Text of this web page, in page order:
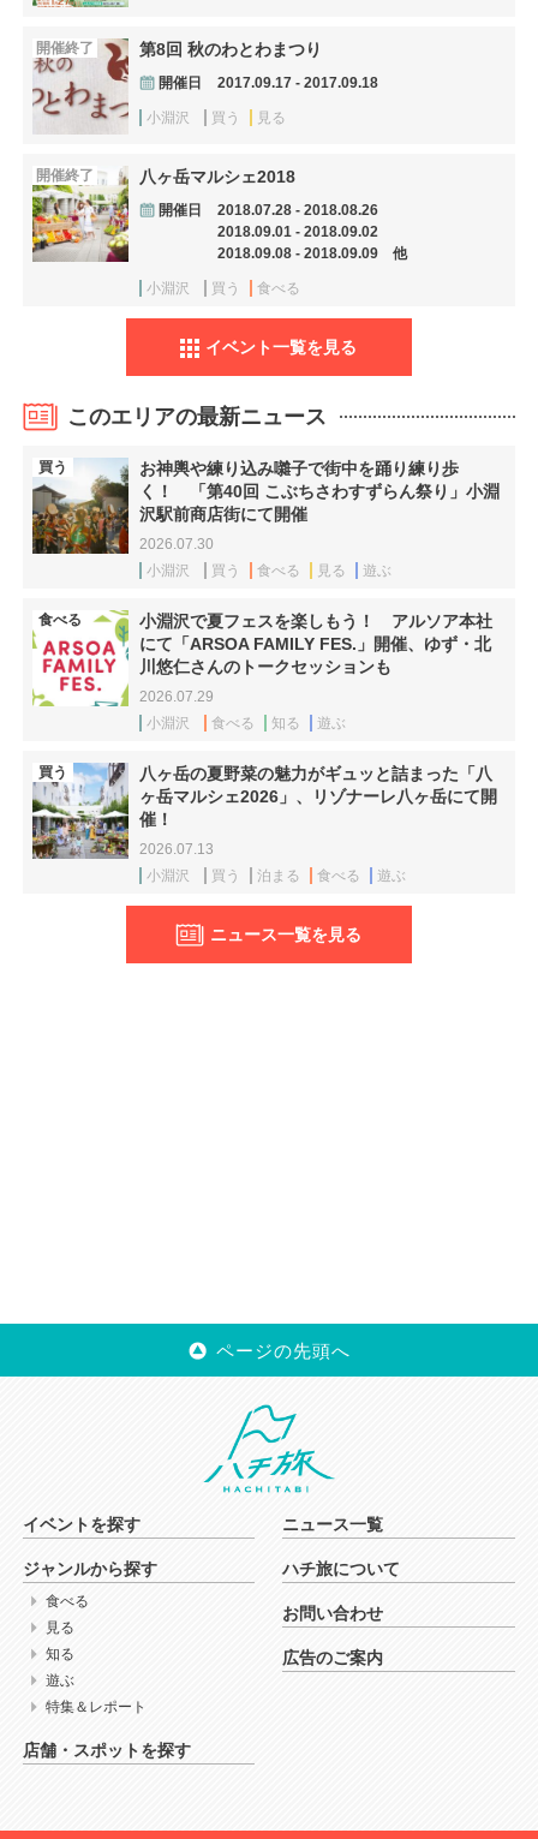
開催終了 第8回 秋のわとわまつり
開催日 2017.09.17 - 2017.09.18
小淵沢 買う 見る
開催終了 八ヶ岳マルシェ2018
開催日
2018.07.28 - 2018.08.26
2018.09.01 - 2018.09.02
2018.09.08 - 2018.09.09 他
小淵沢 買う 食べる
イベント一覧を見る
このエリアの最新ニュース
買う
お神輿や練り込み囃子で街中を踊り練り歩
く！ 「第40回 こぶちさわすずらん祭り」小淵
沢駅前商店街にて開催
2026.07.30
小淵沢
買う 食べる 見る 遊ぶ
食べる
小淵沢で夏フェスを楽しもう！ アルソア本社
にて「ARSOA FAMILY FES.」開催、ゆず・北
川悠仁さんのトークセッションも
2026.07.29
小淵沢
食べる 知る 遊ぶ
買う
八ヶ岳の夏野菜の魅力がギュッと詰まった「八
ヶ岳マルシェ2026」、リゾナーレ八ヶ岳にて開
催！
2026.07.13
小淵沢
買う 泊まる 食べる 遊ぶ
ニュース一覧を見る
ページの先頭へ
イベントを探す
ジャンルから探す
食べる
見る
知る
遊ぶ
特集＆レポート
店舗・スポットを探す
ニュース一覧
ハチ旅について
お問い合わせ
広告のご案内